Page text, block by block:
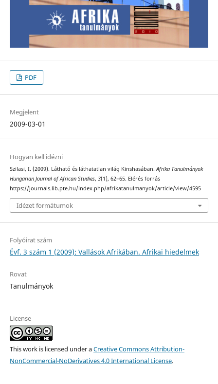
PDF
Megjelent
2009-03-01
Hogyan kell idézni
Szilasi, I. (2009). Látható és láthatatlan világ Kinshasában. Afrika Tanulmányok
Hungarian Journal of African Studies, 3(1), 62–65. Elérés forrás
https://journals.lib.pte.hu/index.php/afrikatanulmanyok/article/view/4595
Idézet formátumok
Folyóirat szám
Évf. 3 szám 1 (2009): Vallások Afrikában. Afrikai hiedelmek
Rovat
Tanulmányok
License
This work is licensed under aCreative Commons Attribution-
NonCommercial-NoDerivatives 4.0 International License.